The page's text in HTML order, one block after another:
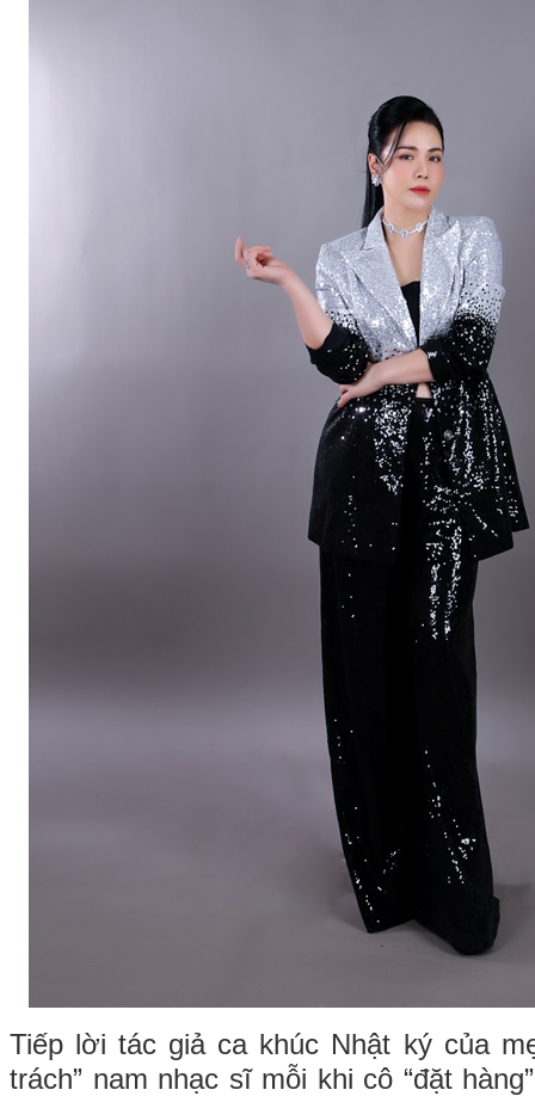
Tiếp lời tác giả ca khúc Nhật ký của
trách” nam nhạc sĩ mỗi khi cô “đặt